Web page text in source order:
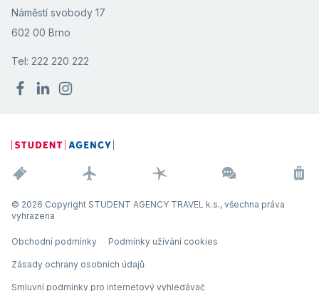
Náměstí svobody 17
602 00 Brno
Tel: 222 220 222
© 2026 Copyright STUDENT AGENCY TRAVEL k.s., všechna práva
vyhrazena
Obchodní podmínky Podmínky užívání cookies
Zásady ochrany osobních údajů
Smluvní podmínky pro internetový vyhledávač